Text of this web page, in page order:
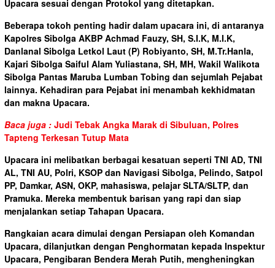
Upacara sesuai dengan Protokol yang ditetapkan.
Beberapa tokoh penting hadir dalam upacara ini, di antaranya
Kapolres Sibolga AKBP Achmad Fauzy, SH, S.I.K, M.I.K,
Danlanal Sibolga Letkol Laut (P) Robiyanto, SH, M.Tr.Hanla,
Kajari Sibolga Saiful Alam Yuliastana, SH, MH, Wakil Walikota
Sibolga Pantas Maruba Lumban Tobing dan sejumlah Pejabat
lainnya. Kehadiran para Pejabat ini menambah kekhidmatan
dan makna Upacara.
Baca juga : Judi Tebak Angka Marak di Sibuluan, Polres
Tapteng Terkesan Tutup Mata
Upacara ini melibatkan berbagai kesatuan seperti TNI AD, TNI
AL, TNI AU, Polri, KSOP dan Navigasi Sibolga, Pelindo, Satpol
PP, Damkar, ASN, OKP, mahasiswa, pelajar SLTA/SLTP, dan
Pramuka. Mereka membentuk barisan yang rapi dan siap
menjalankan setiap Tahapan Upacara.
Rangkaian acara dimulai dengan Persiapan oleh Komandan
Upacara, dilanjutkan dengan Penghormatan kepada Inspektur
Upacara, Pengibaran Bendera Merah Putih, mengheningkan